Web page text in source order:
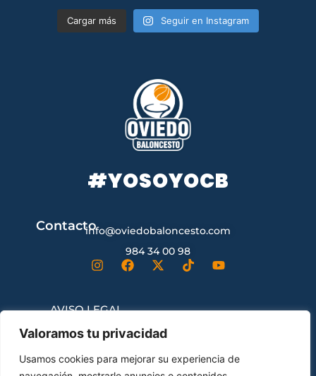
Valoramos tu privacidad
Usamos cookies para mejorar su experiencia de
Cargar más Seguir en Instagram
#YOSOYOCB
Contactoinfo@oviedobaloncesto.com
984 34 00 98
AVISO LEGAL
CONTRATACIÓN